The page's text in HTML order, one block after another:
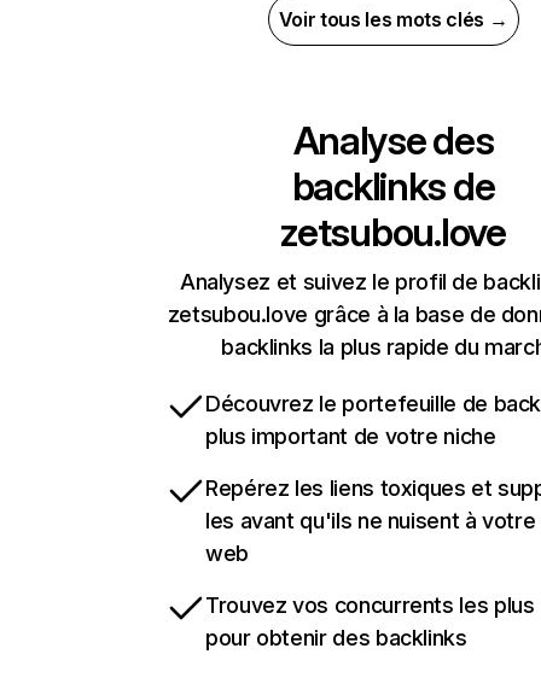
Voir tous les mots clés →
Analyse des
backlinks de
zetsubou.love
Analysez et suivez le profil de
zetsubou.love grâce à la base de
backlinks la plus rapide du
Découvrez le portefeuille de
plus important de votre niche
Repérez les liens toxiques et
les avant qu'ils ne nuisent à
web
Trouvez vos concurrents les
pour obtenir des backlinks